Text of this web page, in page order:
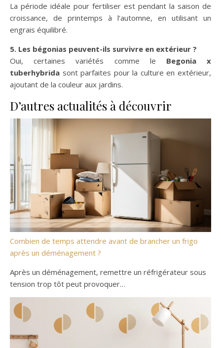
La période idéale pour fertiliser est pendant la saison de
croissance, de printemps à l’automne, en utilisant un
engrais équilibré.
5. Les bégonias peuvent-ils survivre en extérieur ?
Oui, certaines variétés comme le Begonia x
tuberhybrida sont parfaites pour la culture en extérieur,
ajoutant de la couleur aux jardins.
D’autres actualités à découvrir
Combien de temps attendre avant de brancher un frigo
après un déménagement ?
Après un déménagement, remettre un réfrigérateur sous
tension trop tôt peut provoquer…